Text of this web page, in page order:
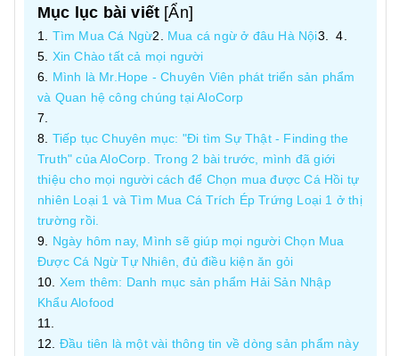
Mục lục bài viết [Ẩn]
Tìm Mua Cá Ngừ
Mua cá ngừ ở đâu Hà Nội
Xin Chào tất cả mọi người
Mình là Mr.Hope - Chuyên Viên phát triển sản phẩm
và Quan hệ công chúng tại AloCorp
Tiếp tục Chuyên mục: "Đi tìm Sự Thật - Finding the
Truth" của AloCorp. Trong 2 bài trước, mình đã giới
thiệu cho mọi người cách để Chọn mua được Cá Hồi tự
nhiên Loại 1 và Tìm Mua Cá Trích Ép Trứng Loại 1 ở thị
trường rồi.
Ngày hôm nay, Mình sẽ giúp mọi người Chọn Mua
Được Cá Ngừ Tự Nhiên, đủ điều kiện ăn gỏi
Xem thêm: Danh mục sản phẩm Hải Sản Nhập
Khẩu Alofood
Đầu tiên là một vài thông tin về dòng sản phẩm này